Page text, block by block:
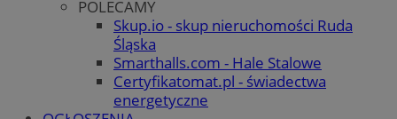
POLECAMY
Skup.io - skup nieruchomości Ruda
Śląska
Smarthalls.com - Hale Stalowe
Certyfikatomat.pl - świadectwa
energetyczne